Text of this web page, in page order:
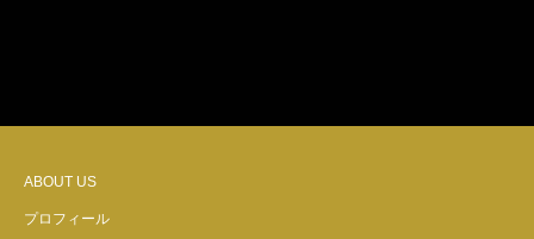
ABOUT US
プロフィール